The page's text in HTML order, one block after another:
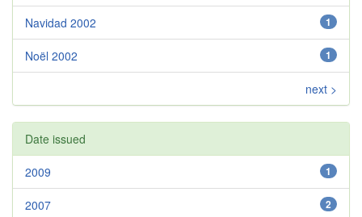
1
Navidad 2002
1
Noël 2002
next >
Date issued
1
2009
2
2007